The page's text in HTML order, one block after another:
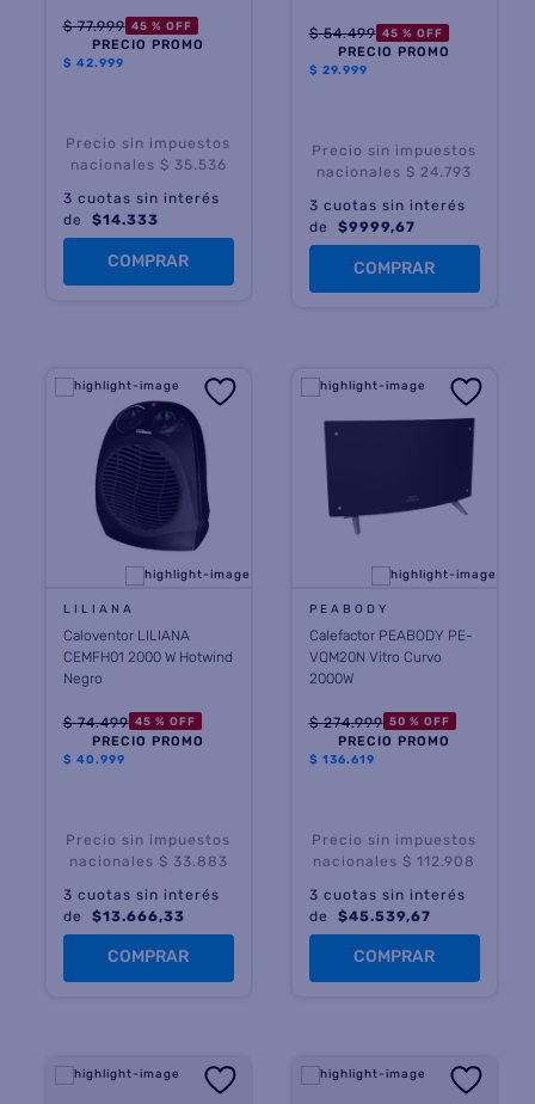
$ 77.999 45 % OFF
PRECIO PROMO
$ 42.999
Precio sin impuestos
nacionales $ 35.536
3 cuotas sin interés
de $14.333
COMPRAR
$ 54.499 45 % OFF
PRECIO PROMO
$ 29.999
Precio sin impuestos
nacionales $ 24.793
3 cuotas sin interés
de $9999,67
COMPRAR
LILIANA
Caloventor LILIANA
CEMFH01 2000 W Hotwind
Negro
$ 74.499 45 % OFF
PRECIO PROMO
$ 40.999
Precio sin impuestos
nacionales $ 33.883
3 cuotas sin interés
de $13.666,33
COMPRAR
PEABODY
Calefactor PEABODY PE-
VQM20N Vitro Curvo
2000W
$ 274.999 50 % OFF
PRECIO PROMO
$ 136.619
Precio sin impuestos
nacionales $ 112.908
3 cuotas sin interés
de $45.539,67
COMPRAR